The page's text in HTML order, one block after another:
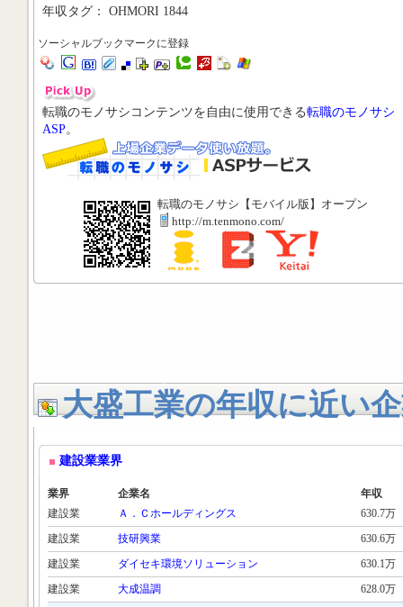
年収タグ： OHMORI 1844
ソーシャルブックマークに登録
転職のモノサシコンテンツを自由に使用できる転職のモノサシ
ASP。
転職のモノサシ【モバイル版】オープン
http://m.tenmono.com/
大盛工業の年収に近い
建設業業界
業界 企業名
年収
建設業
Ａ．Ｃホールディングス
630.7万
建設業
技研興業
630.6万
建設業
ダイセキ環境ソリューション
630.1万
建設業
大成温調
628.0万